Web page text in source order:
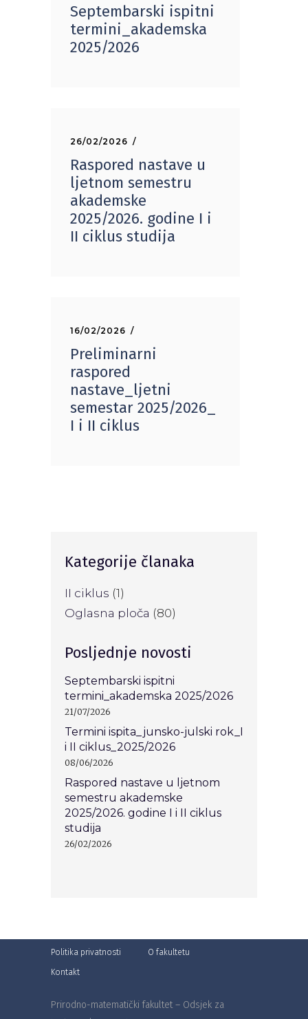
Septembarski ispitni
termini_akademska
2025/2026
26/02/2026
Raspored nastave u
ljetnom semestru
akademske
2025/2026. godine I i
II ciklus studija
16/02/2026
Preliminarni
raspored
nastave_ljetni
semestar 2025/2026_
I i II ciklus
Kategorije članaka
II ciklus (1)
Oglasna ploča (80)
Posljednje novosti
Septembarski ispitni
termini_akademska 2025/2026
21/07/2026
Termini ispita_junsko-julski rok_I
i II ciklus_2025/2026
08/06/2026
Raspored nastave u ljetnom
semestru akademske
2025/2026. godine I i II ciklus
studija
26/02/2026
Politika privatnosti O fakultetu
Kontakt
Prirodno-matematički fakultet – Odsjek za